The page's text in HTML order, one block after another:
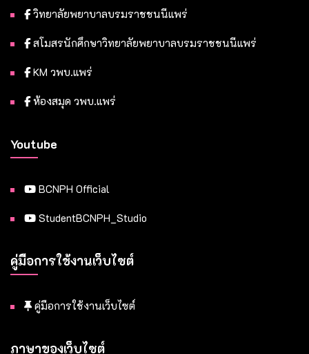
วิทยาลัยพยาบาลบรมราชชนนีแพร่
สโมสรนักศึกษาวิทยาลัยพยาบาลบรมราชชนนีแพร่
KM วพบ.แพร่
ห้องสมุด วพบ.แพร่
Youtube
BCNPH Official
StudentBCNPH_Studio
คู่มือการใช้งานเว็บไซต์
คู่มือการใช้งานเว็บไซต์
ภาษาของเว็บไซต์